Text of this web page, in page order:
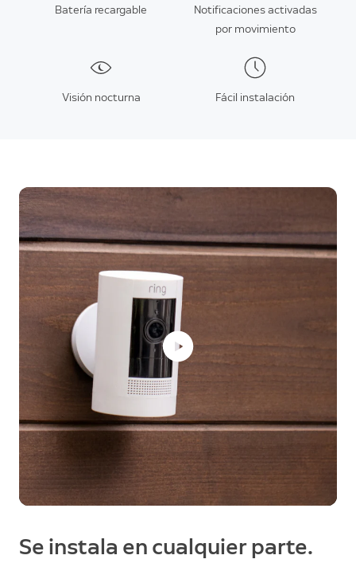
Batería recargable
Notificaciones activadas
por movimiento
Visión nocturna Fácil instalación
Se instala en cualquier parte.